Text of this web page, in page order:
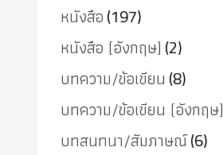
หนังสือ(197)
หนังสือ (อังกฤษ) (2)
บทความ/ข้อเขียน (8)
บทความ/ข้อเขียน (อังกฤษ)
บทสนทนา/สัมภาษณ์(6)